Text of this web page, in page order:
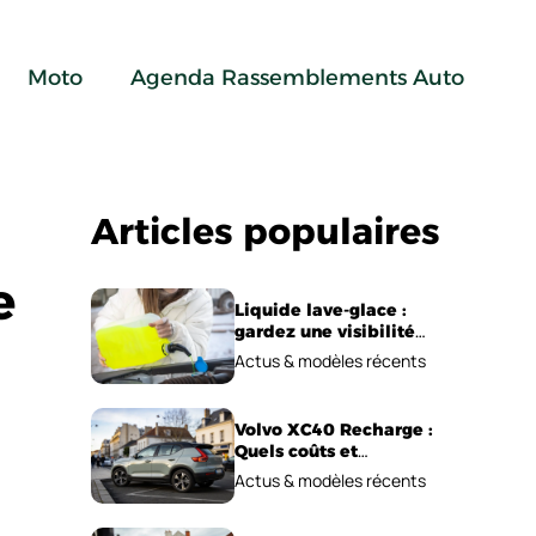
Moto Agenda Rassemblements Auto
Articles populaires
Liquide lave-glace :
gardez une visibilité
parfaite en voiture
Actus & modèles récents
Volvo XC40 Recharge :
Quels coûts et
performances
électriques ?
Actus & modèles récents